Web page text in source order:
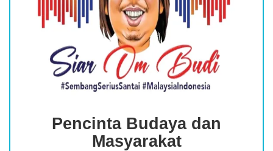
Pencinta Budaya dan
Masyarakat